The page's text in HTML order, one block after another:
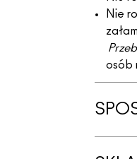
Nie
osób